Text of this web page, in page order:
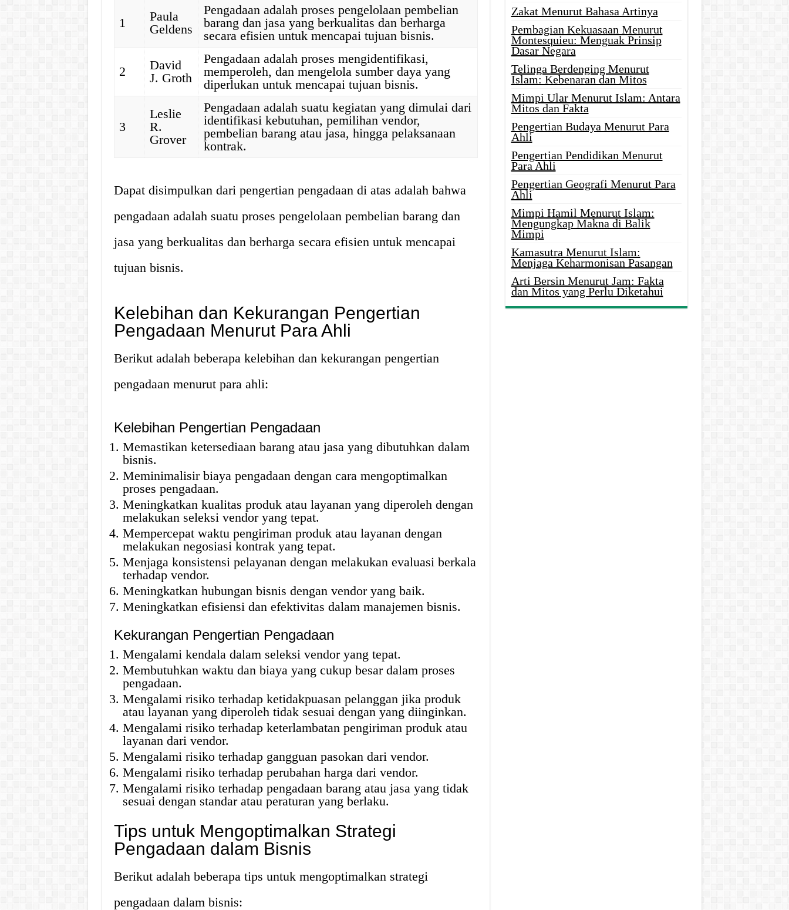
1
Paula
Geldens
Pengadaan adalah proses pengelolaan pembelian
barang dan jasa yang berkualitas dan berharga
secara efisien untuk mencapai tujuan bisnis.
2
David
J. Groth
Pengadaan adalah proses mengidentifikasi,
memperoleh, dan mengelola sumber daya yang
diperlukan untuk mencapai tujuan bisnis.
3
Leslie
R.
Grover
Pengadaan adalah suatu kegiatan yang dimulai dari
identifikasi kebutuhan, pemilihan vendor,
pembelian barang atau jasa, hingga pelaksanaan
kontrak.
Dapat disimpulkan dari pengertian pengadaan di atas adalah bahwa
pengadaan adalah suatu proses pengelolaan pembelian barang dan
jasa yang berkualitas dan berharga secara efisien untuk mencapai
tujuan bisnis.
Kelebihan dan Kekurangan Pengertian
Pengadaan Menurut Para Ahli
Berikut adalah beberapa kelebihan dan kekurangan pengertian
pengadaan menurut para ahli:
Kelebihan Pengertian Pengadaan
Memastikan ketersediaan barang atau jasa yang dibutuhkan dalam
bisnis.
Meminimalisir biaya pengadaan dengan cara mengoptimalkan
proses pengadaan.
Meningkatkan kualitas produk atau layanan yang diperoleh dengan
melakukan seleksi vendor yang tepat.
Mempercepat waktu pengiriman produk atau layanan dengan
melakukan negosiasi kontrak yang tepat.
Menjaga konsistensi pelayanan dengan melakukan evaluasi berkala
terhadap vendor.
Meningkatkan hubungan bisnis dengan vendor yang baik.
Meningkatkan efisiensi dan efektivitas dalam manajemen bisnis.
Kekurangan Pengertian Pengadaan
Mengalami kendala dalam seleksi vendor yang tepat.
Membutuhkan waktu dan biaya yang cukup besar dalam proses
pengadaan.
Mengalami risiko terhadap ketidakpuasan pelanggan jika produk
atau layanan yang diperoleh tidak sesuai dengan yang diinginkan.
Mengalami risiko terhadap keterlambatan pengiriman produk atau
layanan dari vendor.
Mengalami risiko terhadap gangguan pasokan dari vendor.
Mengalami risiko terhadap perubahan harga dari vendor.
Mengalami risiko terhadap pengadaan barang atau jasa yang tidak
sesuai dengan standar atau peraturan yang berlaku.
Tips untuk Mengoptimalkan Strategi
Pengadaan dalam Bisnis
Berikut adalah beberapa tips untuk mengoptimalkan strategi
pengadaan dalam bisnis:
Zakat Menurut Bahasa Artinya
Pembagian Kekuasaan Menurut
Montesquieu: Menguak Prinsip
Dasar Negara
Telinga Berdenging Menurut
Islam: Kebenaran dan Mitos
Mimpi Ular Menurut Islam: Antara
Mitos dan Fakta
Pengertian Budaya Menurut Para
Ahli
Pengertian Pendidikan Menurut
Para Ahli
Pengertian Geografi Menurut Para
Ahli
Mimpi Hamil Menurut Islam:
Mengungkap Makna di Balik
Mimpi
Kamasutra Menurut Islam:
Menjaga Keharmonisan Pasangan
Arti Bersin Menurut Jam: Fakta
dan Mitos yang Perlu Diketahui